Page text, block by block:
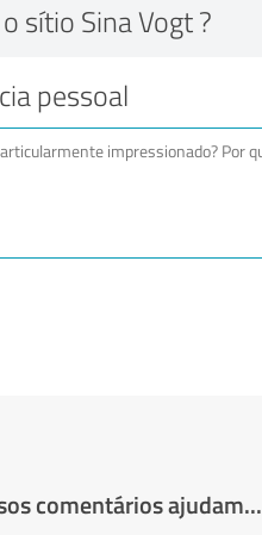
sítio Sina Vogt ?
pessoal
comentários ajudam...